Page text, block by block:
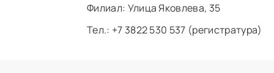
Филиал: ​Улица Яковлева, 35
Тел.: +7 3822 530 537 (регистратура)